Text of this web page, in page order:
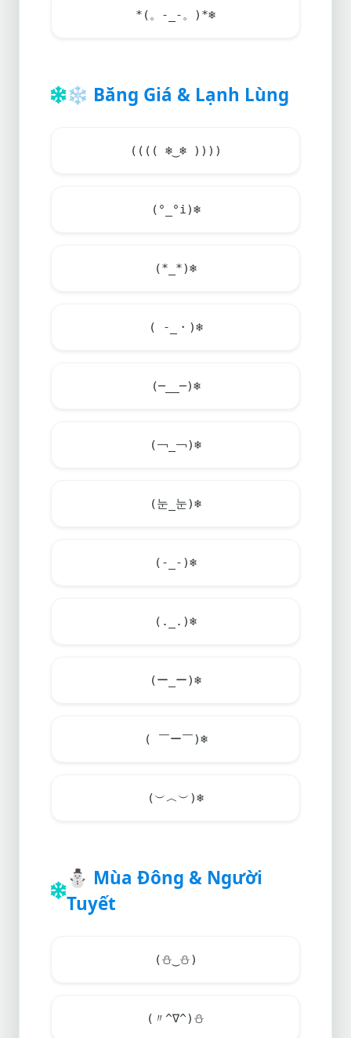
*(。-_-。)*❄️
❄️ Băng Giá & Lạnh Lùng
(((( ❄‿ ❄))))
(°_°i)❄️
(*_*)❄️
( -_・)❄️
(─__─)❄️
(￢_￢)❄️
(눈_눈)❄️
(-_-)❄️
(._.)❄️
(ー_ー)❄️
( ￣ー￣)❄️
(︶︿︶)❄️
⛄ Mùa Đông & Người
Tuyết
(⛄ ⛄)
(〃^∇^) ⛄